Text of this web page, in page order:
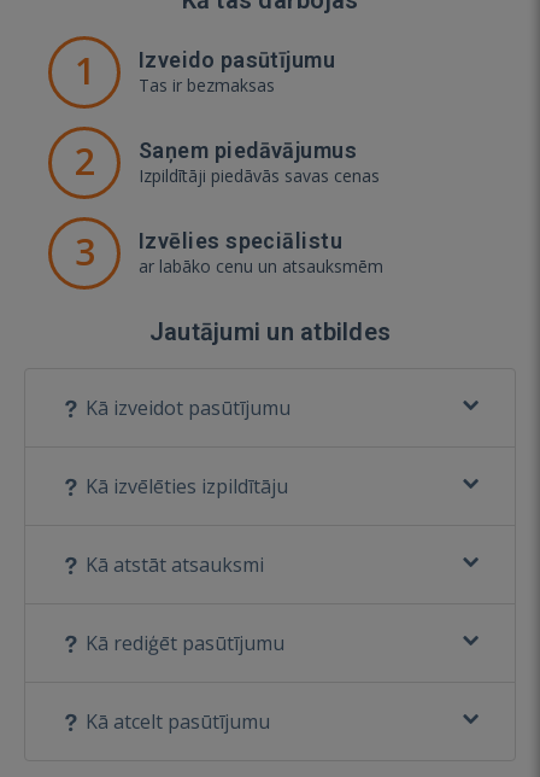
1 Izveido pasūtījumu
Tas ir bezmaksas
2 Saņem piedāvājumus
Izpildītāji piedāvās savas cenas
3 Izvēlies speciālistu
ar labāko cenu un atsauksmēm
Jautājumi un atbildes
Kā izveidot pasūtījumu
Kā izvēlēties izpildītāju
Kā atstāt atsauksmi
Kā rediģēt pasūtījumu
Kā atcelt pasūtījumu